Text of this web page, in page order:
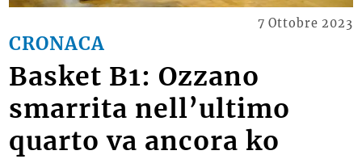
CRONACA
7 Ottobre 2023
Basket B1: Ozzano
smarrita nell’ultimo
quarto va ancora ko